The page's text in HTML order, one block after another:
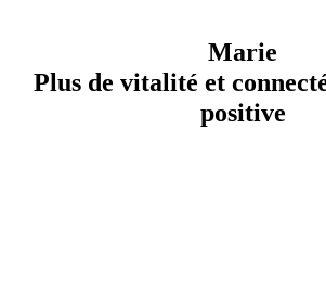
Marie
Plus de vitalité et
positive